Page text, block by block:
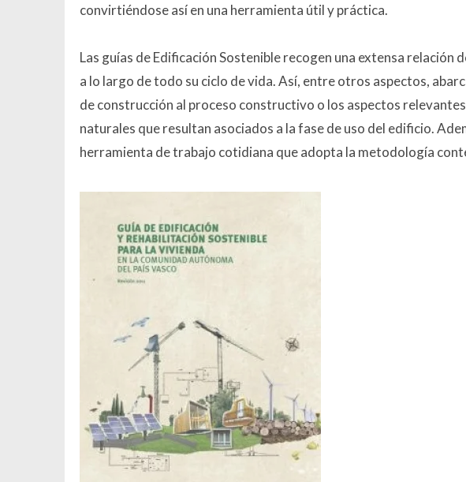
convirtiéndose así en una herramienta útil y práctica.
Las guías de Edificación Sostenible recogen una extensa relación
a lo largo de todo su ciclo de vida. Así, entre otros aspectos,
de construcción al proceso constructivo o los aspectos
naturales que resultan asociados a la fase de uso del edificio.
herramienta de trabajo cotidiana que adopta la metodología